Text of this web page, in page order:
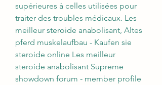
supérieures à celles utilisées pour
traiter des troubles médicaux. Les
meilleur steroide anabolisant, Altes
pferd muskelaufbau - Kaufen sie
steroide online Les meilleur
steroide anabolisant Supreme
showdown forum - member profile